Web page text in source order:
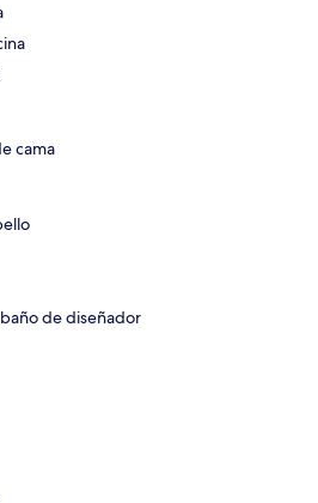
cama
de diseñador